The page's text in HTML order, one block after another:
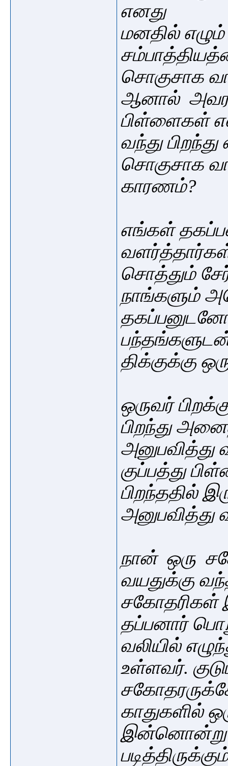
எனது
மனதில்
சொகுசாக
ஆனால்
பிள்ளைகள்
வந்து
சொகுசாக
காரணம்?
எங்கள்
சொத்தும்
நாங்களும்
பந்தங்களுடன்
திக்குக்கு
ஒருவர்
பிறந்து
குப்பத்து
பிறந்ததில்
நான் ஒரு
வயதுக்கு
தப்பனார்
வலியில்
உள்ளவர்.
காதுகளில்
இன்னொன்று